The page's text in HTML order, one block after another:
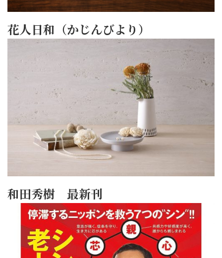
花人日和（かじんびより）
和田秀樹 最新刊